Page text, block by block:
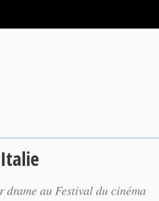
au Festival du cinéma